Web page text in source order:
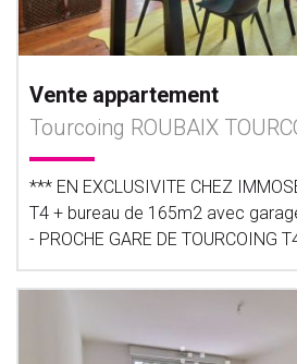
Vente appartement
Tourcoing ROUBAIX
*** EN EXCLUSIVITE CHEZ
T4 + bureau de 165m2 avec
- PROCHE GARE DE TOURCOING